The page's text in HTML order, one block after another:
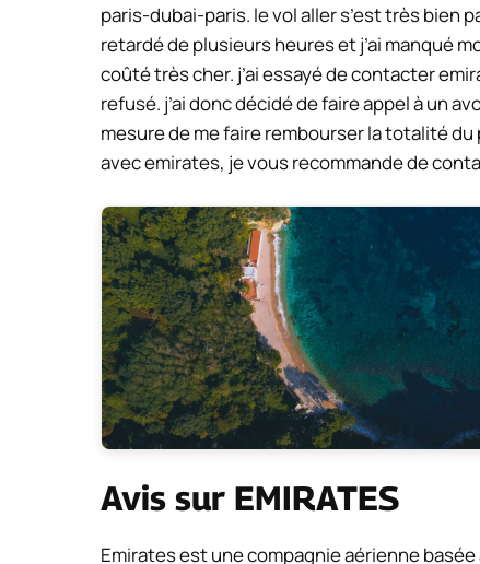
paris-dubai-paris. le vol aller s’est très bien
retardé de plusieurs heures et j’ai manqué
coûté très cher. j’ai essayé de contacter
refusé. j’ai donc décidé de faire appel à un
mesure de me faire rembourser la totalité
avec emirates, je vous recommande de
Avis sur EMIRATES
Emirates est une compagnie aérienne